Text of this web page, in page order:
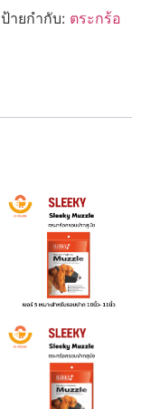
ป้ายกำกับ: ตระกร้อ